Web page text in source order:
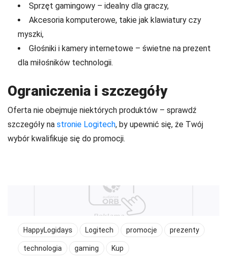
Sprzęt gamingowy – idealny dla graczy,
Akcesoria komputerowe, takie jak klawiatury czy
myszki,
Głośniki i kamery internetowe – świetne na prezent
dla miłośników technologii.
Ograniczenia i szczegóły
Oferta nie obejmuje niektórych produktów – sprawdź
szczegóły na stronie Logitech, by upewnić się, że Twój
wybór kwalifikuje się do promocji.
HappyLogidays Logitech promocje prezenty
technologia gaming Kup